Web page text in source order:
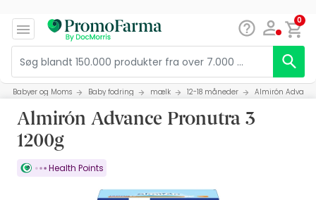
0
Babyer og Moms Baby fodring mælk 12-18 måneder Almirón
Almirón Advance Pronutra 3
1200g
Health Points